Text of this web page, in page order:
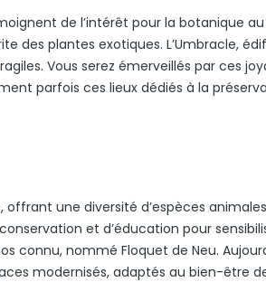
de l’intérêt pour la botanique au
des plantes exotiques. L’Umbracle,
Vous serez émerveillés par ces
parfois ces lieux dédiés à la
une diversité d’espèces
et d’éducation pour
connu, nommé Floquet de Neu.
modernisés, adaptés au bien-être